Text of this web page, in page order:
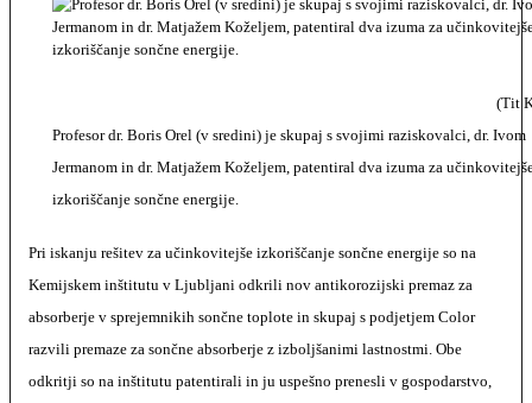
(Tit
Profesor dr. Boris Orel (v sredini) je skupaj s svojimi raziskovalci, dr. Ivom
Jermanom in dr. Matjažem Koželjem, patentiral dva izuma za
izkoriščanje sončne energije.
Pri iskanju rešitev za učinkovitejše izkoriščanje sončne energije so na
Kemijskem inštitutu v Ljubljani odkrili nov antikorozijski premaz za
absorberje v sprejemnikih sončne toplote in skupaj s podjetjem Color
razvili premaze za sončne absorberje z izboljšanimi lastnostmi. Obe
odkritji so na inštitutu patentirali in ju uspešno prenesli v gospodarstvo,